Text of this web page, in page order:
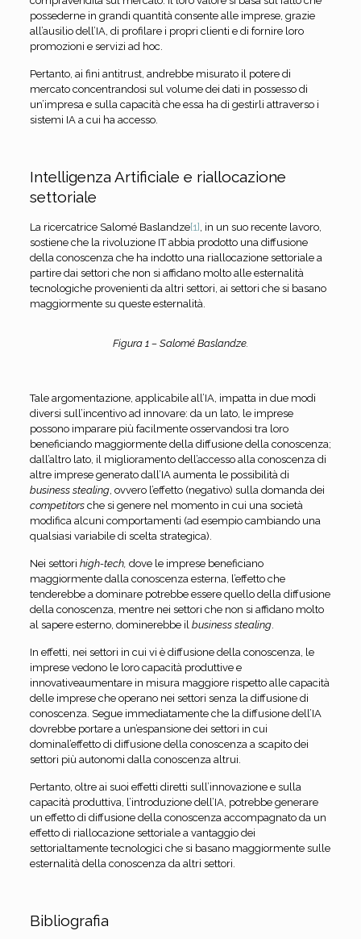
possederne in grandi quantità consente alle imprese, grazie
all’ausilio dell’IA, di profilare i propri clienti e di fornire loro
promozioni e servizi ad hoc.
Pertanto, ai fini antitrust, andrebbe misurato il potere di
mercato concentrandosi sul volume dei dati in possesso di
un’impresa e sulla capacità che essa ha di gestirli attraverso i
sistemi IA a cui ha accesso.
Intelligenza Artificiale e riallocazione
settoriale
La ricercatrice Salomé Baslandze[1] , in un suo recente lavoro,
sostiene che la rivoluzione IT abbia prodotto una diffusione
della conoscenza che ha indotto una riallocazione settoriale a
partire dai settori che non si affidano molto alle esternalità
tecnologiche provenienti da altri settori, ai settori che si basano
maggiormente su queste esternalità.
Figura 1 – Salomé Baslandze.
Tale argomentazione, applicabile all’IA, impatta in due modi
diversi sull’incentivo ad innovare: da un lato, le imprese
possono imparare più facilmente osservandosi tra loro
beneficiando maggiormente della diffusione della conoscenza;
dall’altro lato, il miglioramento dell’accesso alla conoscenza di
altre imprese generato dall’IA aumenta le possibilità di
business stealing, ovvero l’effetto (negativo) sulla domanda dei
competitors che si genere nel momento in cui una società
modifica alcuni comportamenti (ad esempio cambiando una
qualsiasi variabile di scelta strategica).
Nei settori high-tech, dove le imprese beneficiano
maggiormente dalla conoscenza esterna, l’effetto che
tenderebbe a dominare potrebbe essere quello della diffusione
della conoscenza, mentre nei settori che non si affidano molto
al sapere esterno, dominerebbe il business stealing.
In effetti, nei settori in cui vi è diffusione della conoscenza, le
imprese vedono le loro capacità produttive e
innovativeaumentare in misura maggiore rispetto alle capacità
delle imprese che operano nei settori senza la diffusione di
conoscenza. Segue immediatamente che la diffusione dell’IA
dovrebbe portare a un’espansione dei settori in cui
dominal’effetto di diffusione della conoscenza a scapito dei
settori più autonomi dalla conoscenza altrui.
Pertanto, oltre ai suoi effetti diretti sull’innovazione e sulla
capacità produttiva, l’introduzione dell’IA, potrebbe generare
un effetto di diffusione della conoscenza accompagnato da un
effetto di riallocazione settoriale a vantaggio dei
settorialtamente tecnologici che si basano maggiormente sulle
esternalità della conoscenza da altri settori.
Bibliografia